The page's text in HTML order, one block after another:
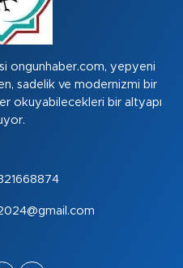
ongunhaber.com, yepyeni
sadelik ve modernizmi bir
okuyabilecekleri bir altyapı